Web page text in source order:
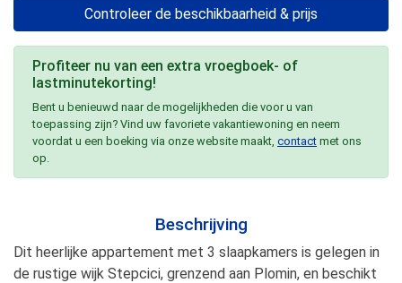
Controleer de beschikbaarheid & prijs
Profiteer nu van een extra vroegboek- of
lastminutekorting!
Bent u benieuwd naar de mogelijkheden die voor u van
toepassing zijn? Vind uw favoriete vakantiewoning en neem
voordat u een boeking via onze website maakt, contact met ons
op.
Beschrijving
Dit heerlijke appartement met 3 slaapkamers is gelegen in
de rustige wijk Stepcici, grenzend aan Plomin, en beschikt